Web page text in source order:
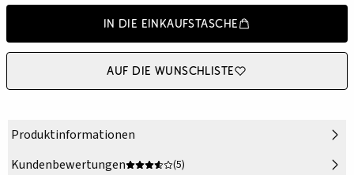
In die Einkaufstasche
Auf die Wunschliste
Produktinformationen
Kundenbewertungen
(5)